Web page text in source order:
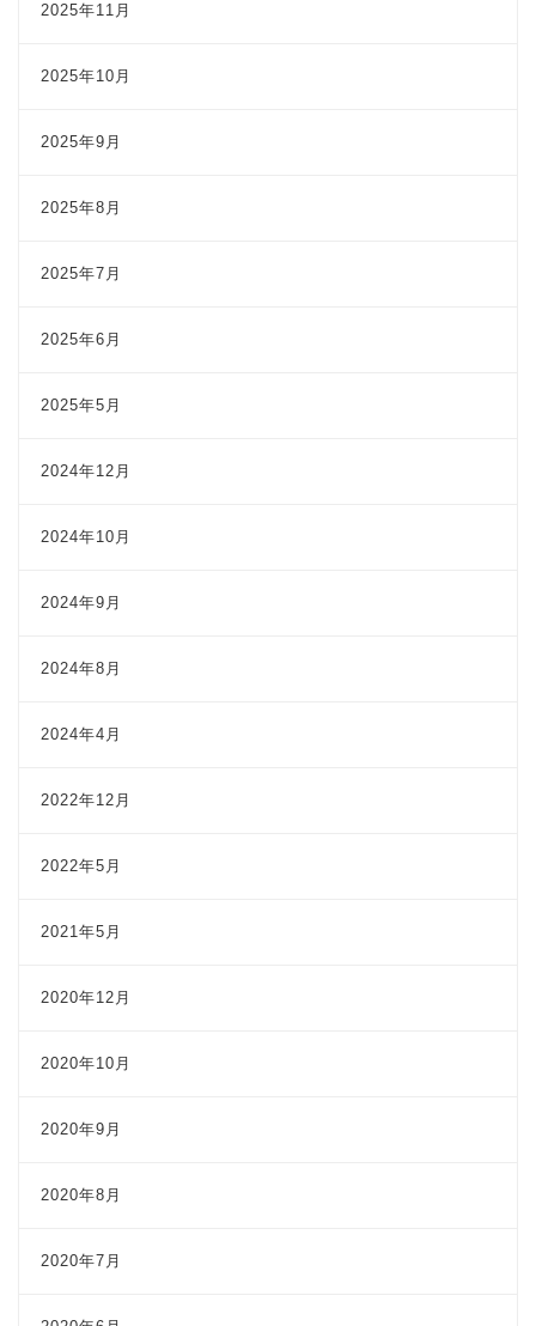
2025年11月
2025年10月
2025年9月
2025年8月
2025年7月
2025年6月
2025年5月
2024年12月
2024年10月
2024年9月
2024年8月
2024年4月
2022年12月
2022年5月
2021年5月
2020年12月
2020年10月
2020年9月
2020年8月
2020年7月